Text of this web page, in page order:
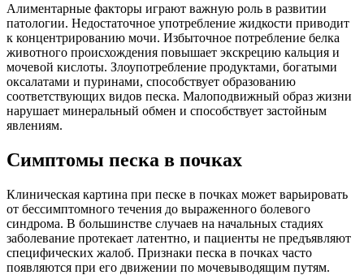
Алиментарные факторы играют важную роль в развитии
патологии. Недостаточное употребление жидкости приводит
к концентрированию мочи. Избыточное потребление белка
животного происхождения повышает экскрецию кальция и
мочевой кислоты. Злоупотребление продуктами, богатыми
оксалатами и пуринами, способствует образованию
соответствующих видов песка. Малоподвижный образ жизни
нарушает минеральный обмен и способствует застойным
явлениям.
Симптомы песка в почках
Клиническая картина при песке в почках может варьировать
от бессимптомного течения до выраженного болевого
синдрома. В большинстве случаев на начальных стадиях
заболевание протекает латентно, и пациенты не предъявляют
специфических жалоб. Признаки песка в почках часто
появляются при его движении по мочевыводящим путям.